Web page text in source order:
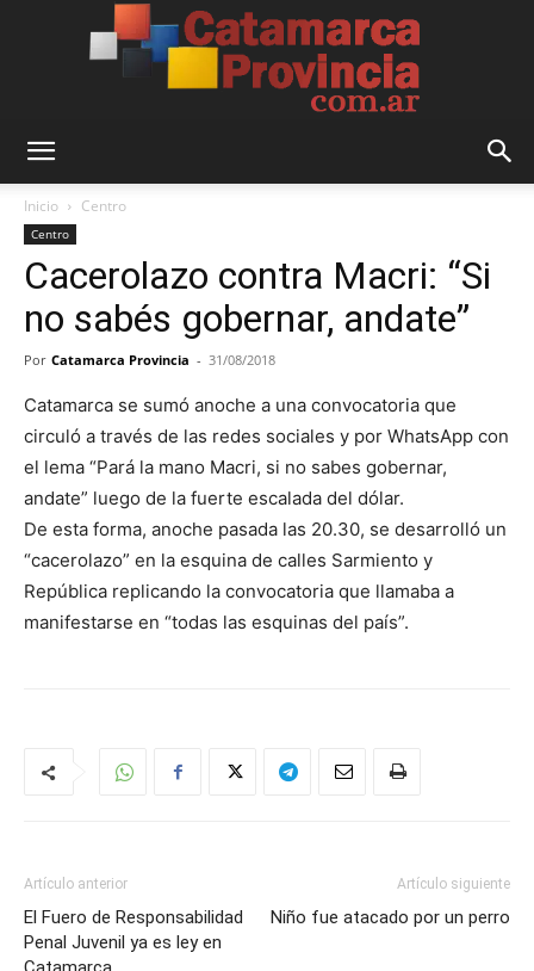
Provincia
Inicio Centro
Centro
Cacerolazo contra Macri: “Si
no sabés gobernar, andate”
Por Catamarca Provincia - 31/08/2018
Catamarca se sumó anoche a una convocatoria que
circuló a través de las redes sociales y por WhatsApp con
el lema “Pará la mano Macri, si no sabes gobernar,
andate” luego de la fuerte escalada del dólar.
De esta forma, anoche pasada las 20.30, se desarrolló un
“cacerolazo” en la esquina de calles Sarmiento y
República replicando la convocatoria que llamaba a
manifestarse en “todas las esquinas del país”.
Artículo anterior
El Fuero de Responsabilidad
Penal Juvenil ya es ley en
Artículo siguiente
Niño fue atacado por un perro